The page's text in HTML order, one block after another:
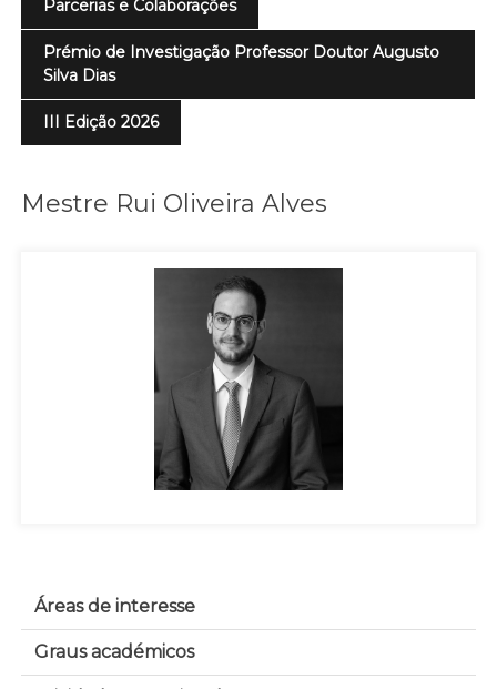
Parcerias e Colaborações
Prémio de Investigação Professor Doutor Augusto
Silva Dias
III Edição 2026
Mestre Rui Oliveira Alves
Áreas de interesse
Graus académicos